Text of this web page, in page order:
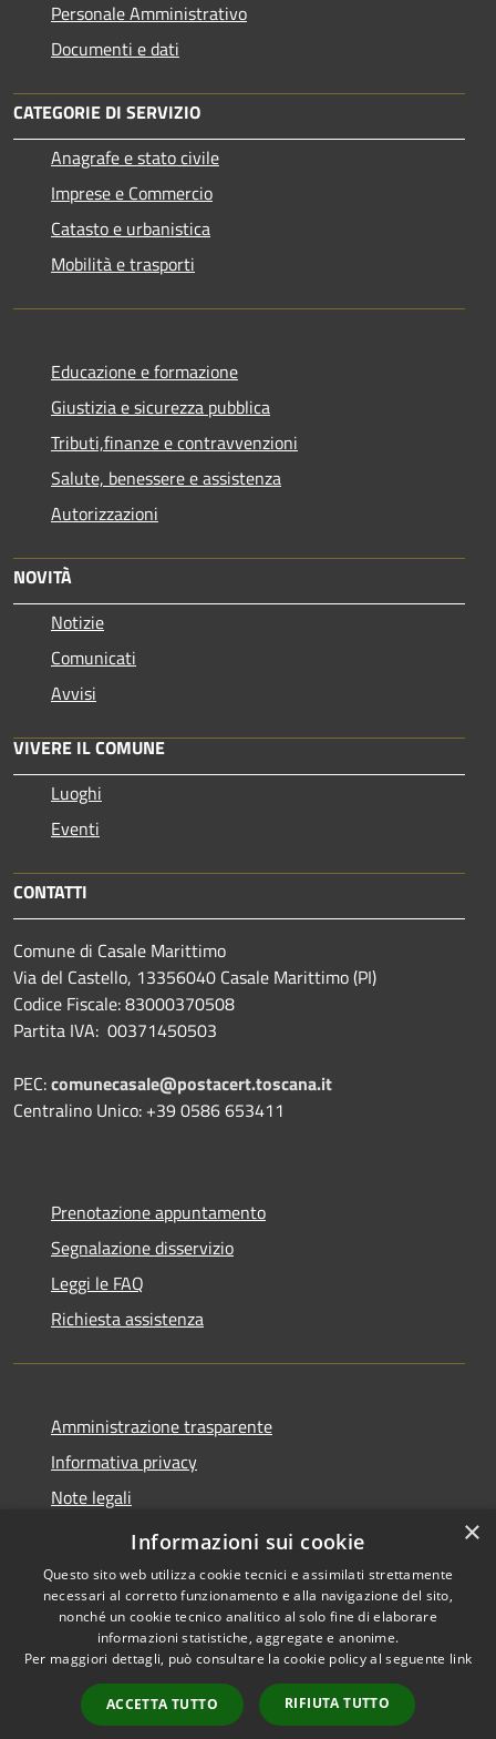
Personale Amministrativo
Documenti e dati
CATEGORIE DI SERVIZIO
Anagrafe e stato civile
Imprese e Commercio
Catasto e urbanistica
Mobilità e trasporti
Educazione e formazione
Giustizia e sicurezza pubblica
Tributi,finanze e contravvenzioni
Salute, benessere e assistenza
Autorizzazioni
NOVITÀ
Notizie
Comunicati
Avvisi
VIVERE IL COMUNE
Luoghi
Eventi
CONTATTI
Comune di Casale Marittimo
Via del Castello, 13356040 Casale Marittimo (PI)
Codice Fiscale: 83000370508
Partita IVA: 00371450503
PEC:comunecasale@postacert.toscana.it
Centralino Unico: +39 0586 653411
Prenotazione appuntamento
Segnalazione disservizio
Leggi le FAQ
Richiesta assistenza
Amministrazione trasparente
Informativa privacy
Note legali
Dichiarazione di accessibilità
Accessibilità
Copyright © 2026 • Comune di
Casale Marittimo • Powered by
Municipium•
Accesso
redazione
×
Informazioni sui cookie
Questo sito web utilizza cookie tecnici e assimilati strettamente
necessari al corretto funzionamento e alla navigazione del sito,
nonché un cookie tecnico analitico al solo fine di elaborare
informazioni statistiche, aggregate e anonime.
Per maggiori dettagli, può consultare la cookie policy al seguente link
ACCETTA TUTTO RIFIUTA TUTTO